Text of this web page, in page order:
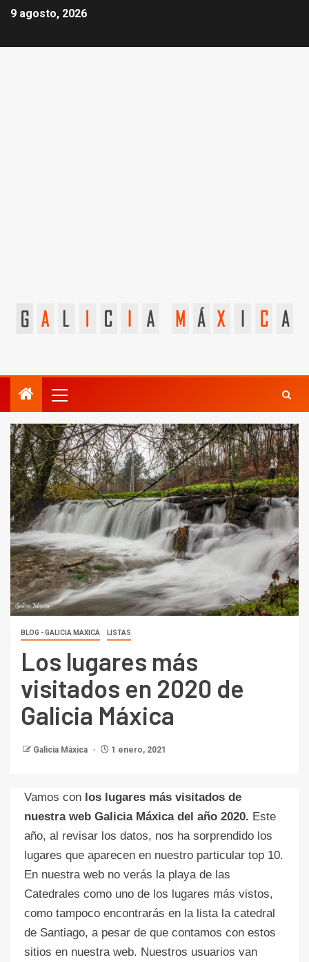
9 agosto, 2026
BLOG - GALICIA MAXICA LISTAS
Los lugares más
visitados en 2020 de
Galicia Máxica
Galicia Máxica 1 enero, 2021
Vamos con los lugares más visitados de
nuestra web Galicia Máxica del año 2020. Este
año, al revisar los datos, nos ha sorprendido los
lugares que aparecen en nuestro particular top 10.
En nuestra web no verás la playa de las
Catedrales como uno de los lugares más vistos,
como tampoco encontrarás en la lista la catedral
de Santiago, a pesar de que contamos con estos
sitios en nuestra web. Nuestros usuarios van